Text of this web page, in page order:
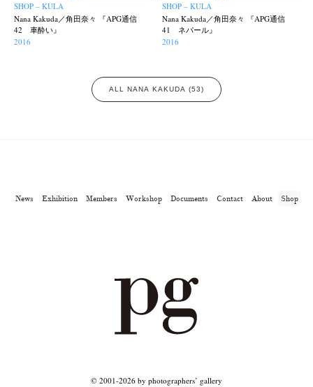
SHOP – KULA
Nana Kakuda／角田奈々 『APG通信
42 車酔い』
2016
SHOP – KULA
Nana Kakuda／角田奈々 『APG通信
41 ネパール』
2016
ALL NANA KAKUDA (53)
News Exhibition Members Workshop Documents Contact About Shop
© 2001-2026 by photographers’ gallery